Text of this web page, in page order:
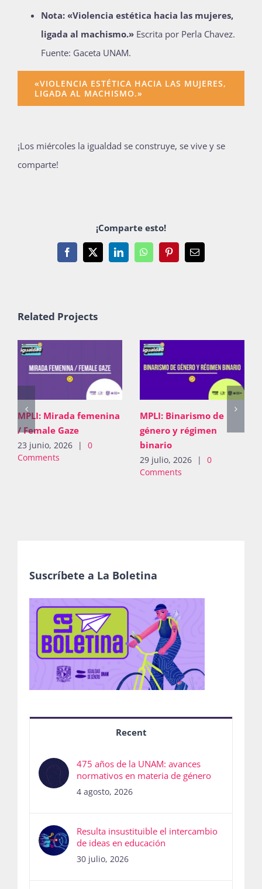
Nota: «Violencia estética hacia las mujeres,
ligada al machismo.» Escrita por Perla Chavez.
Fuente: Gaceta UNAM.
«VIOLENCIA ESTÉTICA HACIA LAS MUJERES,
LIGADA AL MACHISMO.»
¡Los miércoles la igualdad se construye, se vive y se
comparte!
¡Comparte esto!
Facebook
X LinkedInWhatsAppPinterestEmail
Related Projects
MPLI: Pugna de
derechos
26 junio, 2026 |
0
Comments
MPLI: Mirada femenina
/ Female Gaze
23 junio, 2026
Comments
Recent
normativos en materia de género
4 agosto, 2026
de ideas en educación
30 julio, 2026